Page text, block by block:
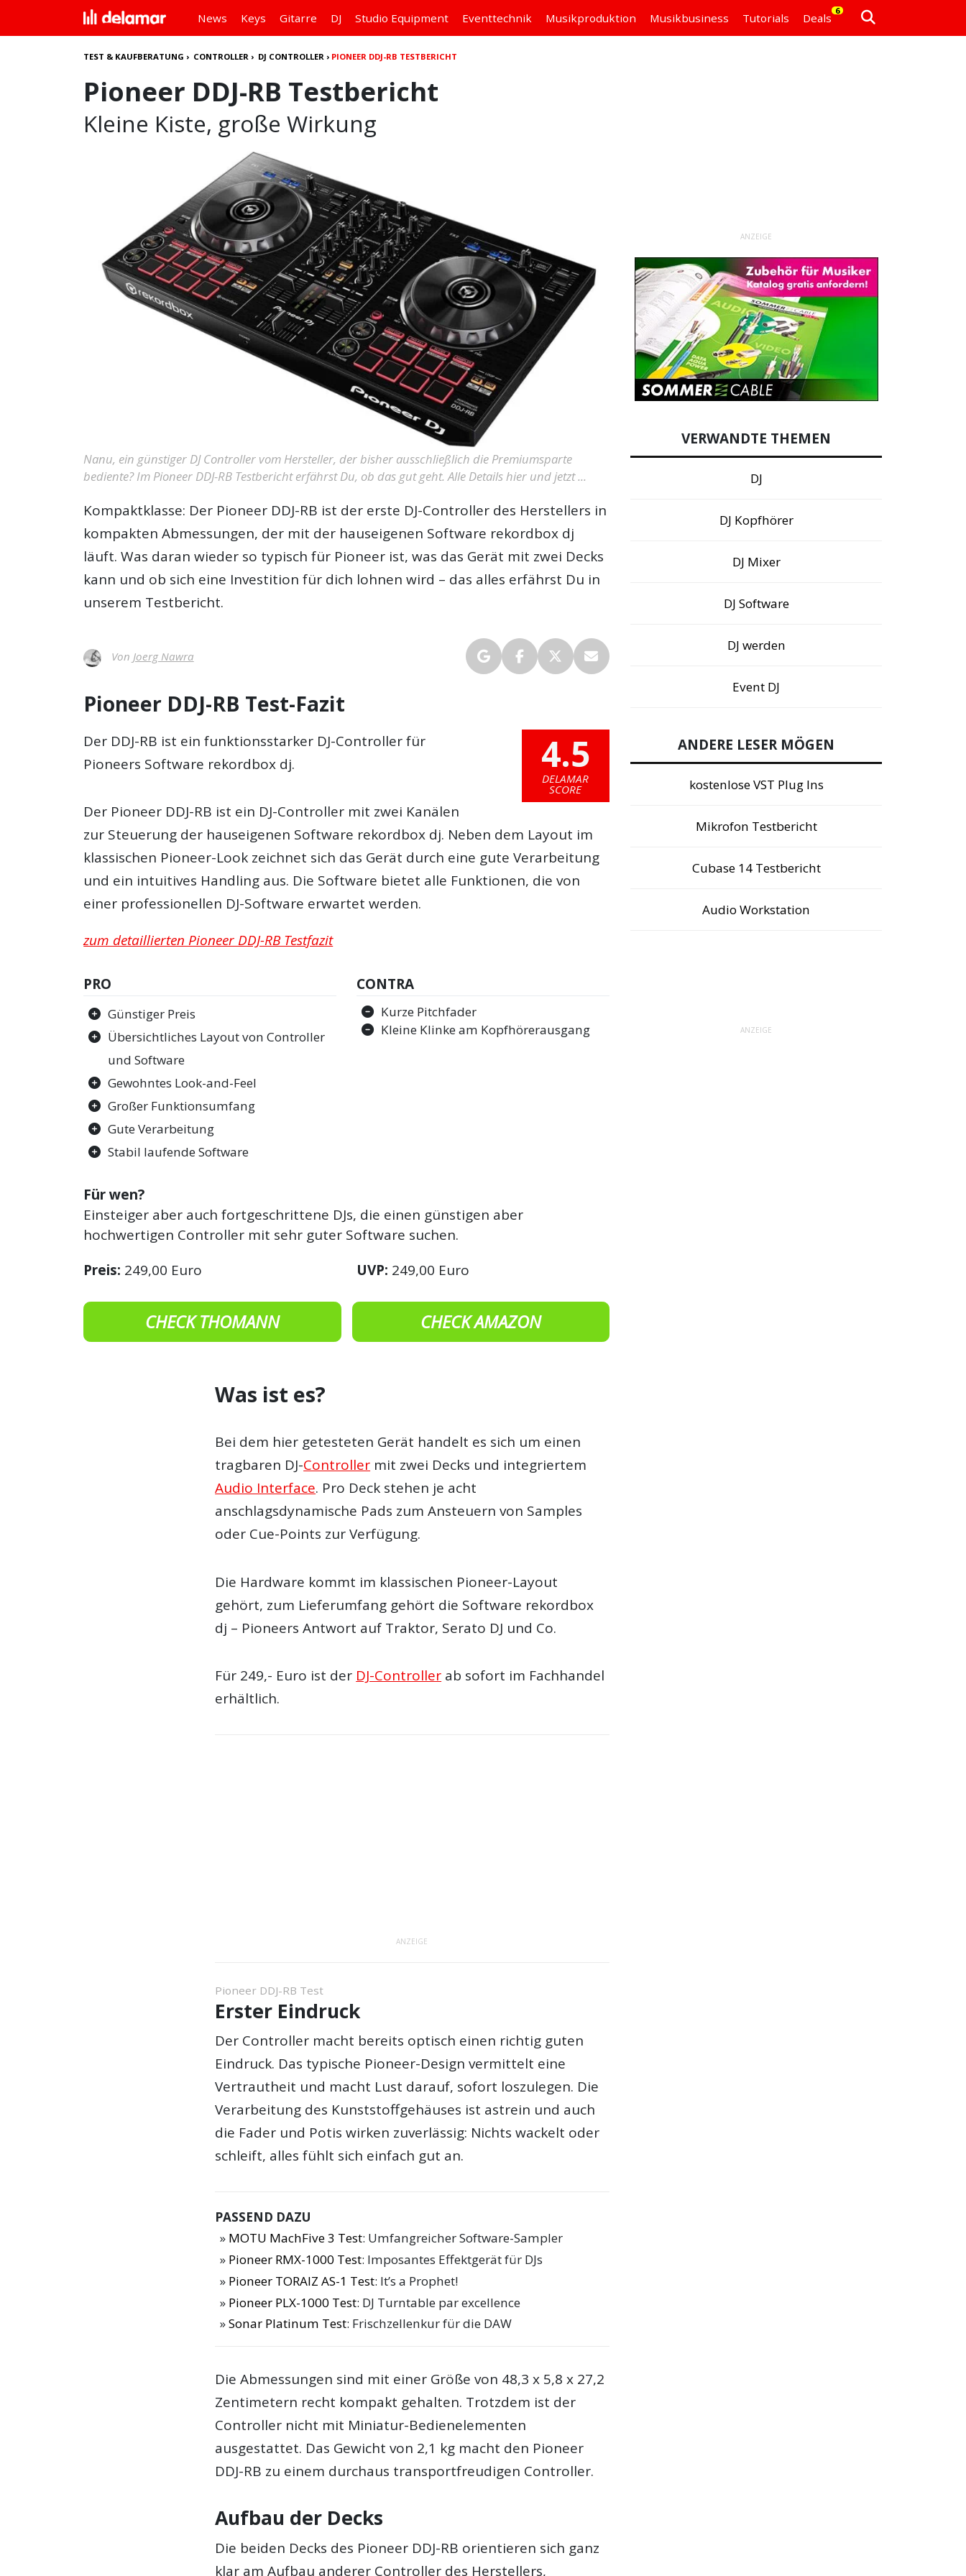
News Keys Gitarre DJ Studio Equipment Eventtechnik Musikproduktion Musikbusiness Tutorials Deals
6
TEST & KAUFBERATUNG › CONTROLLER › DJ CONTROLLER › PIONEER DDJ-RB TESTBERICHT
Pioneer DDJ-RB Testbericht
Kleine Kiste, große Wirkung
Nanu, ein günstiger DJ Controller vom Hersteller, der bisher ausschließlich die Premiumsparte
bediente? Im Pioneer DDJ-RB Testbericht erfährst Du, ob das gut geht. Alle Details hier und jetzt ...
Kompaktklasse: Der Pioneer DDJ-RB ist der erste DJ-Controller des Herstellers in
kompakten Abmessungen, der mit der hauseigenen Software rekordbox dj
läuft. Was daran wieder so typisch für Pioneer ist, was das Gerät mit zwei Decks
kann und ob sich eine Investition für dich lohnen wird – das alles erfährst Du in
unserem Testbericht.
Von Joerg Nawra
Pioneer DDJ-RB Test-Fazit
4.5
DELAMAR
SCORE
Der DDJ-RB ist ein funktionsstarker DJ-Controller für
Pioneers Software rekordbox dj.
Der Pioneer DDJ-RB ist ein DJ-Controller mit zwei Kanälen
zur Steuerung der hauseigenen Software rekordbox dj. Neben dem Layout im
klassischen Pioneer-Look zeichnet sich das Gerät durch eine gute Verarbeitung
und ein intuitives Handling aus. Die Software bietet alle Funktionen, die von
einer professionellen DJ-Software erwartet werden.
zum detaillierten Pioneer DDJ-RB Testfazit
PRO
Günstiger Preis
Übersichtliches Layout von Controller
und Software
Gewohntes Look-and-Feel
Großer Funktionsumfang
Gute Verarbeitung
Stabil laufende Software
CONTRA
Kurze Pitchfader
Kleine Klinke am Kopfhörerausgang
Für wen?
Einsteiger aber auch fortgeschrittene DJs, die einen günstigen aber
hochwertigen Controller mit sehr guter Software suchen.
Preis: 249,00 Euro UVP: 249,00 Euro
CHECK THOMANN CHECK AMAZON
Was ist es?
Bei dem hier getesteten Gerät handelt es sich um einen
tragbaren DJ-Controller mit zwei Decks und integriertem
Audio Interface. Pro Deck stehen je acht
anschlagsdynamische Pads zum Ansteuern von Samples
oder Cue-Points zur Verfügung.
Die Hardware kommt im klassischen Pioneer-Layout
gehört, zum Lieferumfang gehört die Software rekordbox
dj – Pioneers Antwort auf Traktor, Serato DJ und Co.
Für 249,- Euro ist der DJ-Controller ab sofort im Fachhandel
erhältlich.
ANZEIGE
Pioneer DDJ-RB Test
Erster Eindruck
Der Controller macht bereits optisch einen richtig guten
Eindruck. Das typische Pioneer-Design vermittelt eine
Vertrautheit und macht Lust darauf, sofort loszulegen. Die
Verarbeitung des Kunststoffgehäuses ist astrein und auch
die Fader und Potis wirken zuverlässig: Nichts wackelt oder
schleift, alles fühlt sich einfach gut an.
PASSEND DAZU
MOTU MachFive 3 Test: Umfangreicher Software-Sampler
Pioneer RMX-1000 Test: Imposantes Effektgerät für DJs
Pioneer TORAIZ AS-1 Test: It’s a Prophet!
Pioneer PLX-1000 Test: DJ Turntable par excellence
Sonar Platinum Test: Frischzellenkur für die DAW
Die Abmessungen sind mit einer Größe von 48,3 x 5,8 x 27,2
Zentimetern recht kompakt gehalten. Trotzdem ist der
Controller nicht mit Miniatur-Bedienelementen
ausgestattet. Das Gewicht von 2,1 kg macht den Pioneer
DDJ-RB zu einem durchaus transportfreudigen Controller.
Aufbau der Decks
Die beiden Decks des Pioneer DDJ-RB orientieren sich ganz
klar am Aufbau anderer Controller des Herstellers,
ANZEIGE
VERWANDTE THEMEN
DJ
DJ Kopfhörer
DJ Mixer
DJ Software
DJ werden
Event DJ
ANDERE LESER MÖGEN
kostenlose VST Plug Ins
Mikrofon Testbericht
Cubase 14 Testbericht
Audio Workstation
ANZEIGE